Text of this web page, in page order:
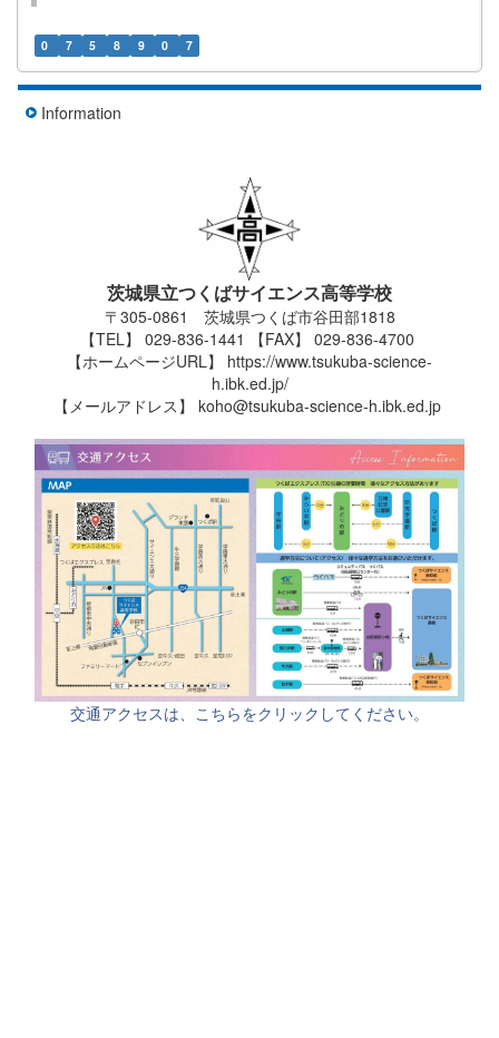
0 7 5 8 9 0 7
Information
茨城県立つくばサイエンス高等学校
〒305-0861 茨城県つくば市谷田部1818
【TEL】 029-836-1441 【FAX】 029-836-4700
【ホームページURL】 https://www.tsukuba-science-
h.ibk.ed.jp/
【メールアドレス】 koho@tsukuba-science-h.ibk.ed.jp
交通アクセスは、こちらをクリックしてください。